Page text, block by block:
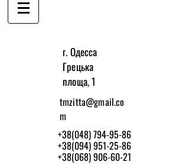
г. Одесса
Грецька
площа, 1
tmzitta@gmail.co
m
+38(048) 794-95-86
+38(094) 951-25-86
+38(068) 906-60-21